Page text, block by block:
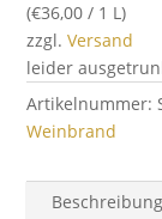
(€36,00 / 1 L)
zzgl.Versand
leider
Artikelnummer:
Weinbrand
Beschreibung